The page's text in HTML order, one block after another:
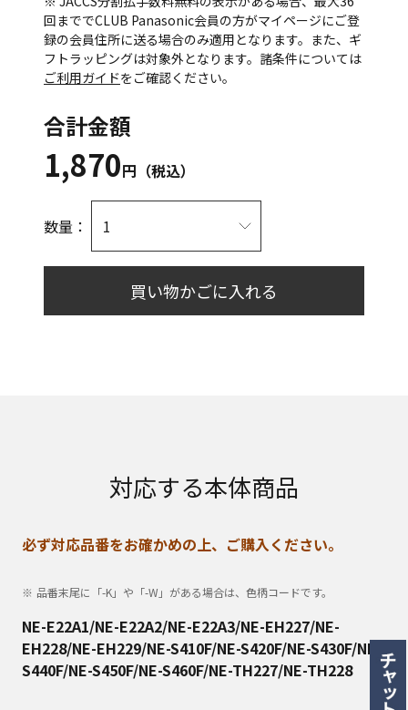
回まででCLUB Panasonic会員の方がマイページにご登
録の会員住所に送る場合のみ適用となります。また、ギ
フトラッピングは対象外となります。諸条件については
ご利用ガイドをご確認ください。
合計金額
1,870円（税込）
数量：
買い物かごに入れる
対応する本体商品
必ず対応品番をお確かめの上、ご購入ください。
品番末尾に「-K」や「-W」がある場合は、色柄コードです。
NE-E22A1/NE-E22A2/NE-E22A3/NE-EH227/NE-
EH228/NE-EH229/NE-S410F/NE-S420F/NE-S430F/NE-
S440F/NE-S450F/NE-S460F/NE-TH227/NE-TH228